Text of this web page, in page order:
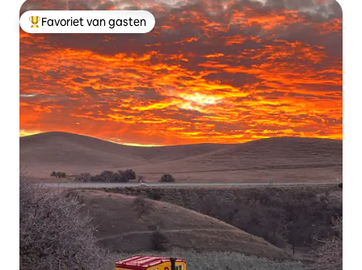
Topfavoriet van gasten
Favoriet van gasten